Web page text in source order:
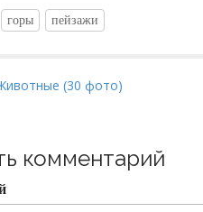
горы пейзажи
(30 фото)
комментарий